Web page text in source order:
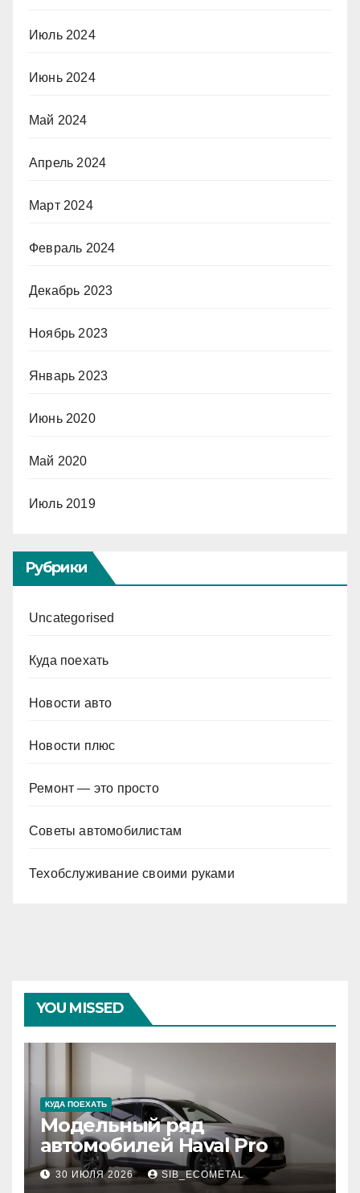
Июль 2024
Июнь 2024
Май 2024
Апрель 2024
Март 2024
Февраль 2024
Декабрь 2023
Ноябрь 2023
Январь 2023
Июнь 2020
Май 2020
Июль 2019
Рубрики
Uncategorised
Куда поехать
Новости авто
Новости плюс
Ремонт — это просто
Советы автомобилистам
Техобслуживание своими руками
YOU MISSED
КУДА ПОЕХАТЬ
Модельный ряд
автомобилей Haval Pro
30 ИЮЛЯ 2026 SIB_ECOMETAL